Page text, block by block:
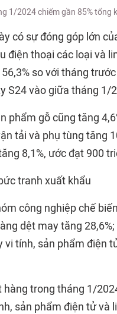
1/2024 chiếm gần 85% tổng
có sự đóng góp lớn
điện thoại các loại và
so với tháng
S24 vào giữa tháng 1/
phẩm gỗ cũng tăng
tải và phụ tùng tăng
8,1%, ước đạt 900
tranh xuất khẩu
công nghiệp chế
dệt may tăng
vi tính, sản phẩm điện
trong tháng 1/
sản phẩm điện tử và